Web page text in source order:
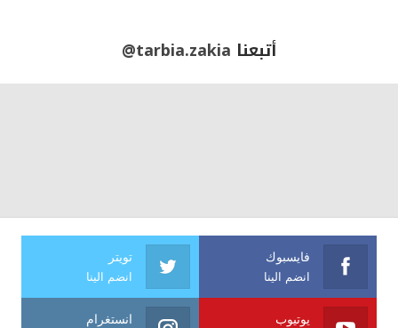
أتبعنا @tarbia.zakia
فايسبوك
انضم الينا
تويتر
انضم الينا
يوتيوب انستغرام